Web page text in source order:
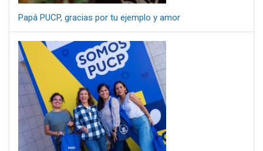
Papá PUCP, gracias por tu ejemplo y amor